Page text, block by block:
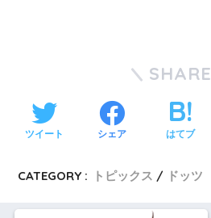
SHARE
ツイート シェア はてブ
CATEGORY : トピックス ドッツ